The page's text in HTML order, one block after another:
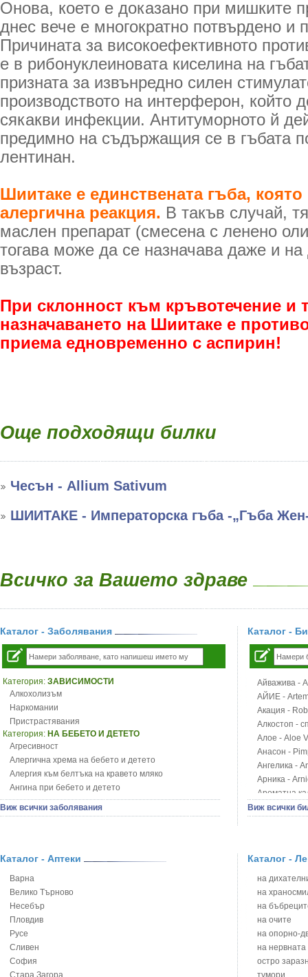
Онова, което е доказано при мишките
днес вече е многократно потвърдено и
Причината за високоефективното
е в рибонуклеиновата киселина на
призната за извънредно силен
производството на интерферон, който
сякакви инфекции. Антитуморното й
предимно на съдържащия се в гъбата
лентинан.
Шиитаке е единствената гъба,
алергична реакция. В такъв случай,
маслен препарат (смесена с ленено
тогава може да се назначава даже и
възраст.
При склонност към кръвотечение и
назначаването на Шиитаке е
приема едновременно с аспирин!
Още подходящи билки
Чесън - Allium Sativum
ШИИТАКЕ - Императорска гъба -„Гъба
Всичко за Вашето здраве
Каталог - Заболявания
Категория: ЗАВИСИМОСТИ
Алкохолизъм
Наркомании
Пристрастявания
Категория: НА БЕБЕТО И ДЕТЕТО
Агресивност
Алергична хрема на бебето и детето
Алергия към белтъка на кравето мляко
Ангина при бебето и детето
Анемия при бебето и детето
Апетит - пълни деца
Бронхиална астма при бебето и детето
Варицела
Висока температура на бебето и детето
Възпаление на ушите на бебето и детето
Глисти
Грижа за пъпа на новороденото
Грип при бебето и детето
Гърч
Виж всички заболявания
Каталог -
Айважива -
АЙИЕ -
Акация -
Алкостоп -
Алое - Aloe
Анасон -
Ангелика -
Арника -
Ароматна
Арония -
Блатен
Блян
Бобови
Божур -
Борови
Босилек -
Брей -
Брош -
Бръшлян -
Виж всички
Каталог - Аптеки
Варна
Велико Търново
Несебър
Пловдив
Русе
Сливен
София
Стара Загора
Каталог -
на
на
на
на очите
на опорно-
на нервната
остро
тумори